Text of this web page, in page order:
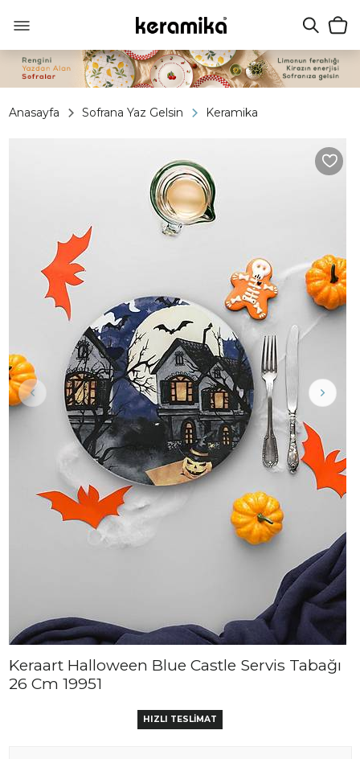
Anasayfa Sofrana Yaz Gelsin Keramika
Keraart Halloween Blue Castle Servis Tabağı
26 Cm 19951
HIZLI TESLİMAT